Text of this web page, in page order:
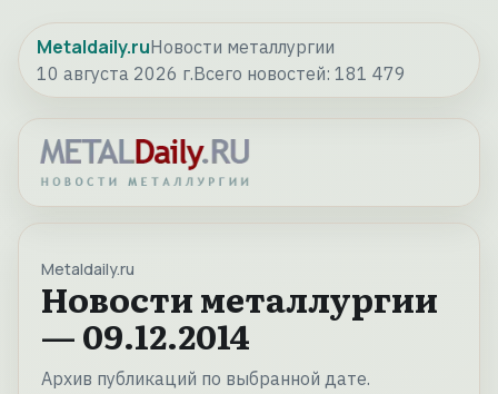
Metaldaily.ruНовости металлургии
10 августа 2026 г.Всего новостей: 181 479
Metaldaily.ru
Новости металлургии
— 09.12.2014
Архив публикаций по выбранной дате.